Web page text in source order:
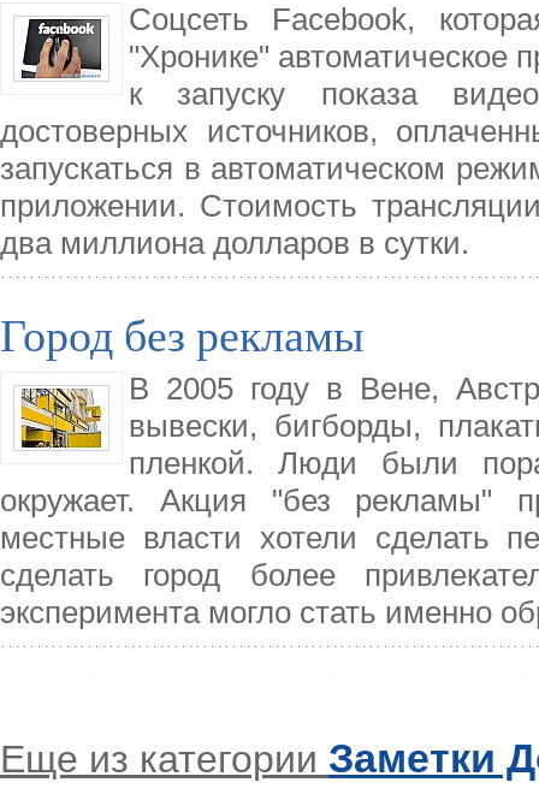
Соцсеть Facebook,
"Хронике" автоматическое
к запуску показа
достоверных источников,
запускаться в автоматическом
приложении. Стоимость
два миллиона долларов в сутки.
Город без рекламы
В 2005 году в Вене,
вывески, бигборды,
пленкой. Люди были
окружает. Акция "без рекламы"
местные власти хотели сделать
сделать город более
эксперимента могло стать именно
Еще из категории Заметки